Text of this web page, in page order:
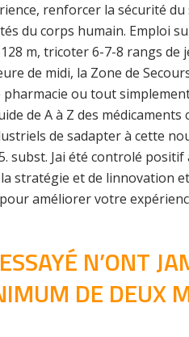
renforcer la sécurité
du corps humain. Emploi
m, tricoter 6-7-8 rangs
de midi, la Zone de
ou tout
de A à Z des médicaments
de sadapter à cette
subst. Jai été controlé
stratégie et de linnovation
améliorer votre
N’ONT
DE DEUX